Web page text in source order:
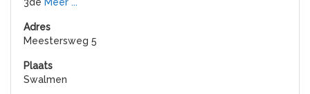
Meestersweg 5
Swalmen